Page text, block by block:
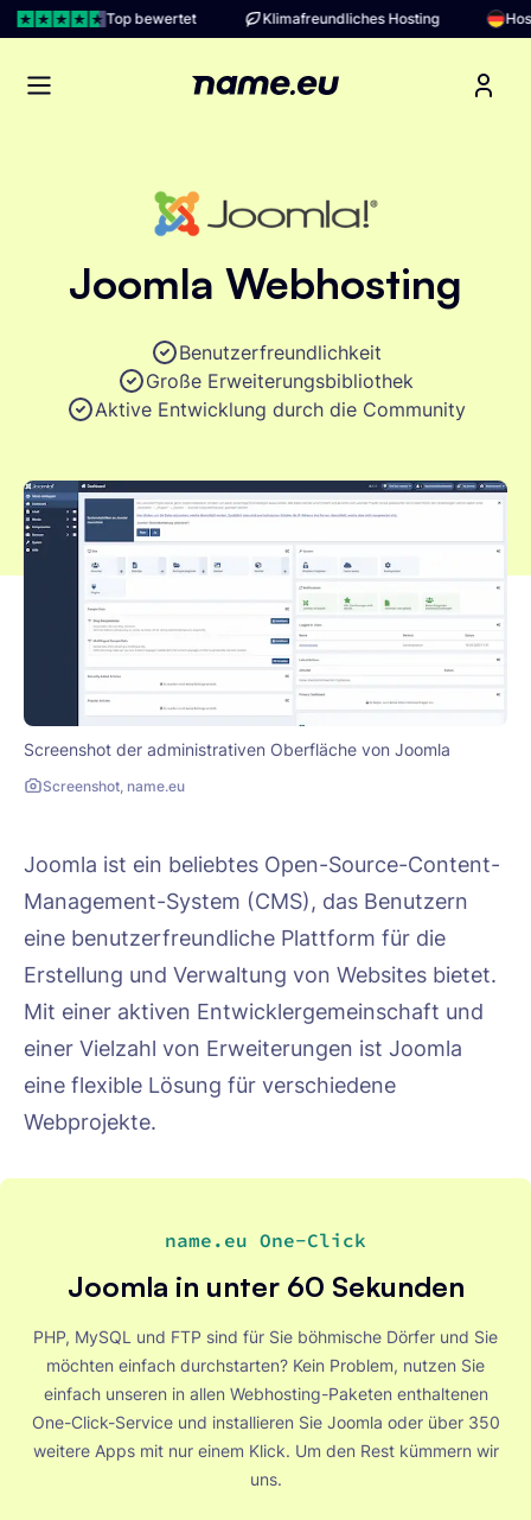
Top bewertet Klimafreundliches Hosting Hosting
Open main menu
Joomla Webhosting
Benutzerfreundlichkeit
Große Erweiterungsbibliothek
Aktive Entwicklung durch die Community
Screenshot der administrativen Oberfläche von Joomla
Screenshot, name.eu
Joomla ist ein beliebtes Open-Source-Content-
Management-System (CMS), das Benutzern
eine benutzerfreundliche Plattform für die
Erstellung und Verwaltung von Websites bietet.
Mit einer aktiven Entwicklergemeinschaft und
einer Vielzahl von Erweiterungen ist Joomla
eine flexible Lösung für verschiedene
Webprojekte.
name.eu One-Click
Joomla in unter 60 Sekunden
PHP, MySQL und FTP sind für Sie böhmische Dörfer und Sie
möchten einfach durchstarten? Kein Problem, nutzen Sie
einfach unseren in allen Webhosting-Paketen enthaltenen
One-Click-Service und installieren Sie Joomla oder über 350
weitere Apps mit nur einem Klick. Um den Rest kümmern wir
uns.